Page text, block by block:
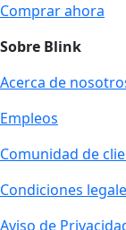
Comprar ahora
Sobre Blink
Acerca de
Empleos
Comunidad de
Condiciones
Aviso de